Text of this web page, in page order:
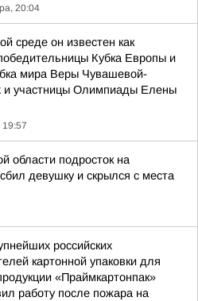
20:04
среде он известен как
Кубка Европы и
мира Веры Чувашевой-
и участницы Олимпиады Елены
19:57
области подросток на
девушку и скрылся с места
российских
картонной упаковки для
«Праймкартонпак»
работу после пожара на